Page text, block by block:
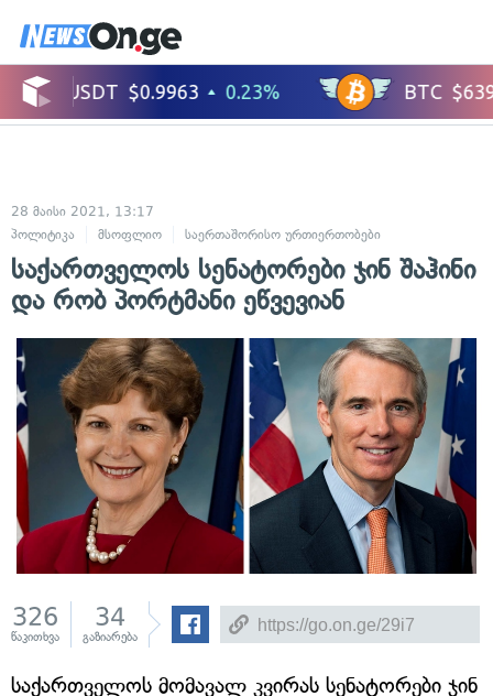
28 მაისი 2021, 13:17
პოლიტიკა
მსოფლიო საერთაშორისო ურთიერთობები
საქართველოს სენატორები ჯინ შაჰინი
და რობ პორტმანი ეწვევიან
326
წაკითხვა
34
გაზიარება
საქართველოს მომავალ კვირას სენატორები ჯინ